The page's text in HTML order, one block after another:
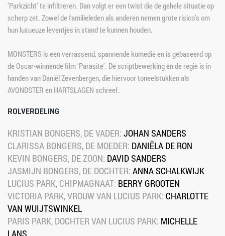
‘Parkzicht’ te infiltreren. Dan volgt er een twist die de gehele situatie op
scherp zet. Zowel de familieleden als anderen nemen grote risico’s om
hun luxueuze leventjes in stand te kunnen houden.
MONSTERS is een verrassend, spannende komedie en is gebaseerd op
de Oscar-winnende film ‘Parasite’. De scriptbewerking en de regie is in
handen van Daniël Zevenbergen, die hiervoor toneelstukken als
AVONDSTER en HARTSLAGEN schreef.
ROLVERDELING
KRISTIAN BONGERS, DE VADER: JOHAN SANDERS
CLARISSA BONGERS, DE MOEDER: DANIËLA DE RON
KEVIN BONGERS, DE ZOON: DAVID SANDERS
JASMIJN BONGERS, DE DOCHTER: ANNA SCHALKWIJK
LUCIUS PARK, CHIPMAGNAAT: BERRY GROOTEN
VICTORIA PARK, VROUW VAN LUCIUS PARK: CHARLOTTE
VAN WUIJTSWINK​EL
PARIS PARK, DOCHTER VAN LUCIUS PARK: MICHELLE